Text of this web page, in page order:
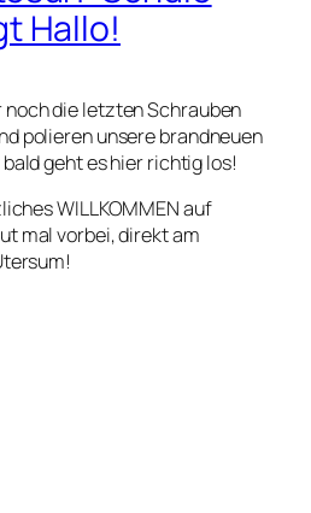
Hallo!
die letzten Schrauben
polieren unsere brandneuen
geht es hier richtig los!
WILLKOMMEN auf
mal vorbei, direkt am